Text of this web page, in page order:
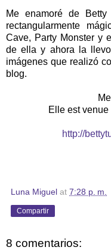
Me enamoré de
rectangularmente
Cave, Party Monster y
de ella y ahora la
imágenes que realizó
blog.
Elle est
http://
Luna Miguel at 7:28 p. m.
Compartir
8 comentarios: